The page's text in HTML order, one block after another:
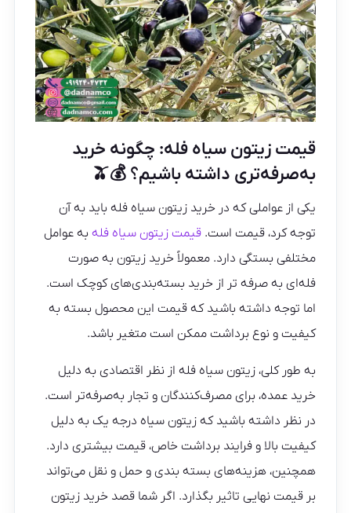
قیمت زیتون سیاه فله: چگونه خرید
به‌صرفه‌تری داشته باشیم؟ 💰🫒
یکی از عواملی که در خرید زیتون سیاه فله باید به آن
توجه کرد، قیمت است.قیمت زیتون سیاه فله به عوامل
مختلفی بستگی دارد. معمولاً خرید زیتون به صورت
فله‌ای به صرفه‌ تر از خرید بسته‌بندی‌های کوچک است.
اما توجه داشته باشید که قیمت این محصول بسته به
کیفیت و نوع برداشت ممکن است متغیر باشد.
به طور کلی، زیتون سیاه فله از نظر اقتصادی به دلیل
خرید عمده، برای مصرف‌کنندگان و تجار به‌صرفه‌تر است.
در نظر داشته باشید که زیتون سیاه درجه یک به دلیل
کیفیت بالا و فرایند برداشت خاص، قیمت بیشتری دارد.
همچنین، هزینه‌های بسته‌ بندی و حمل و نقل می‌تواند
بر قیمت نهایی تاثیر بگذارد. اگر شما قصد خرید زیتون